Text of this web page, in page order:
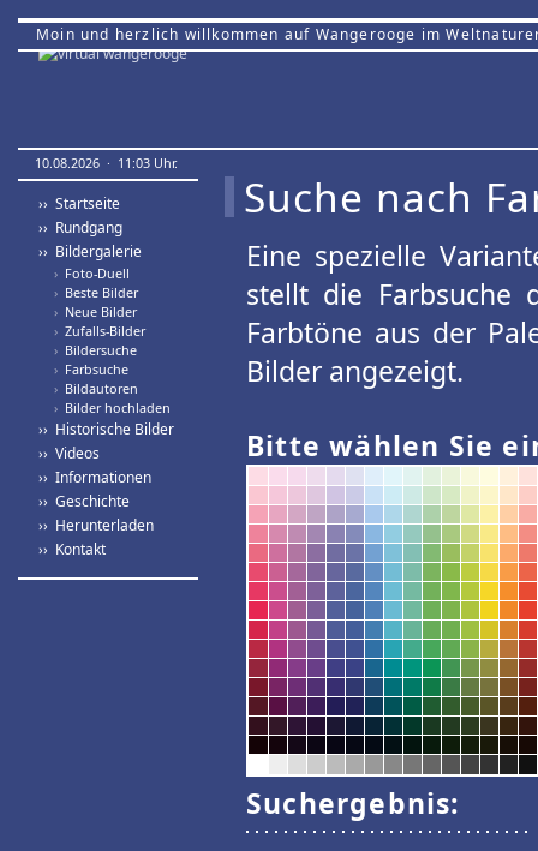
Moin und herzlich willkommen auf Wangerooge im
10.08.2026 · 11:03 Uhr.
›› Startseite
›› Rundgang
›› Bildergalerie
› Foto-Duell
› Beste Bilder
› Neue Bilder
› Zufalls-Bilder
› Bildersuche
› Farbsuche
› Bildautoren
› Bilder hochladen
›› Historische Bilder
›› Videos
›› Informationen
›› Geschichte
›› Herunterladen
›› Kontakt
Suche nach
Eine spezielle
stellt die Farbsuche
Farbtöne aus der
Bilder angezeigt.
Bitte wählen Sie
Suchergebnis: